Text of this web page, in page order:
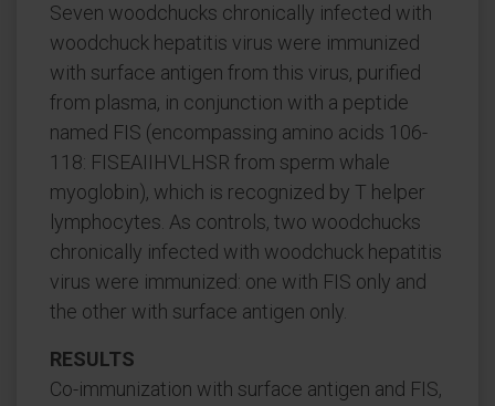
Seven woodchucks chronically infected with
woodchuck hepatitis virus were immunized
with surface antigen from this virus, purified
from plasma, in conjunction with a peptide
named FIS (encompassing amino acids 106-
118: FISEAIIHVLHSR from sperm whale
myoglobin), which is recognized by T helper
lymphocytes. As controls, two woodchucks
chronically infected with woodchuck hepatitis
virus were immunized: one with FIS only and
the other with surface antigen only.
RESULTS
Co-immunization with surface antigen and FIS,